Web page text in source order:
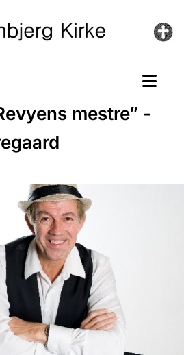
mestre” -